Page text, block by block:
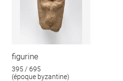
figurine
395 / 695
(époque byzantine)